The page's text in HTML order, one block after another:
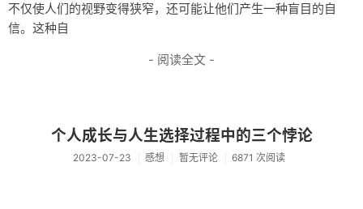
Memos
不仅使人们的视野变得狭窄，还可能让他们产生一种盲目的自
信。这种自
- 阅读全文 -
个人成长与人生选择过程中的三个悖论
2023-07-23 感想 暂无评论 6871 次阅读